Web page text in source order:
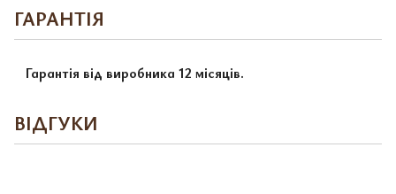
ГАРАНТІЯ
Гарантія від виробника 12 місяців.
ВІДГУКИ